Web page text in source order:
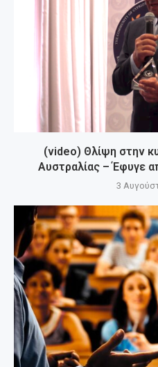
(video) Θλίψη στην
Αυστραλίας – Έφυγε
3